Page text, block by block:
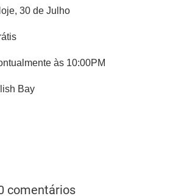
30 de Julho
às 10:00PM
Bay
comentários